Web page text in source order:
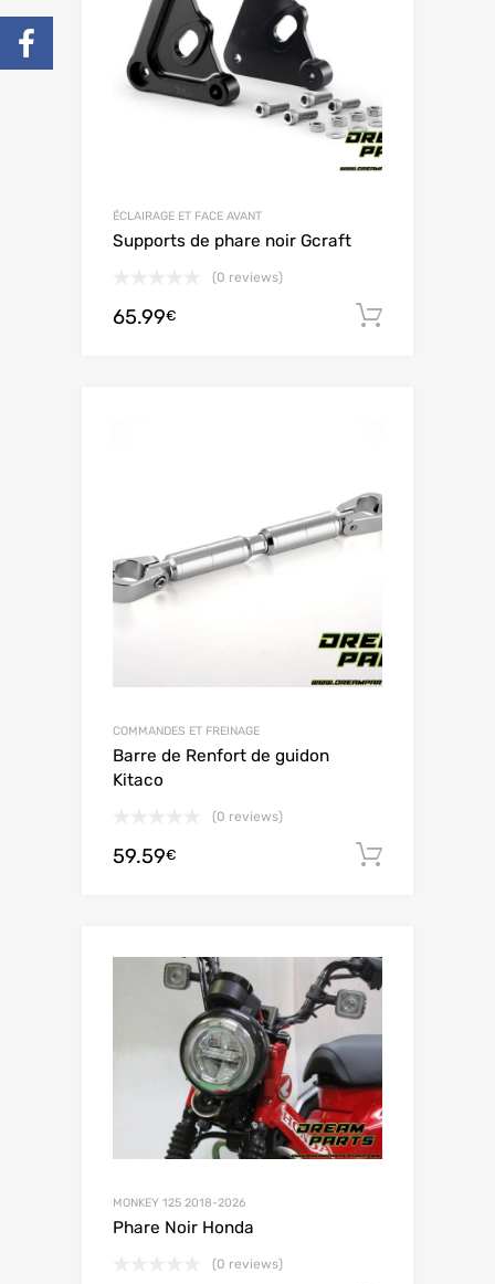
ÉCLAIRAGE ET FACE AVANT
Supports de phare noir Gcraft
(0 reviews)
65.99€
COMMANDES ET FREINAGE
Barre de Renfort de guidon
Kitaco
(0 reviews)
59.59€
MONKEY 125 2018-2026
Phare Noir Honda
(0 reviews)